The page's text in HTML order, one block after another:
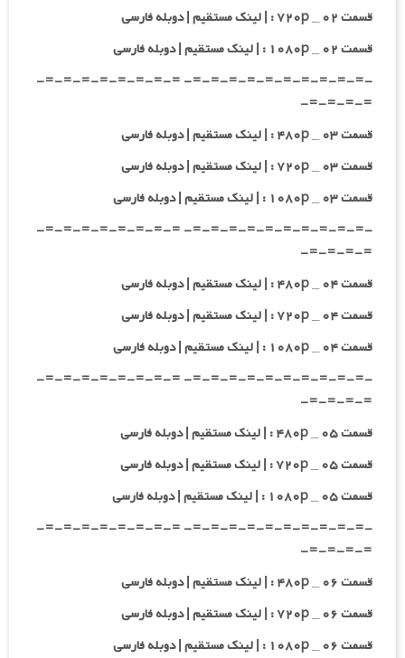
قسمت ۰۲ _ ۷۲۰p : | لینک مستقیم | دوبله فارسی
قسمت ۰۲ _ ۱۰۸۰p : | لینک مستقیم | دوبله فارسی
-=-=-=-=-=-=-=-=-=-=- =-=-=-=-=-=-=-=-
=-=-=-=-
قسمت ۰۳ _ ۴۸۰p : | لینک مستقیم | دوبله فارسی
قسمت ۰۳ _ ۷۲۰p : | لینک مستقیم | دوبله فارسی
قسمت ۰۳ _ ۱۰۸۰p : | لینک مستقیم | دوبله فارسی
-=-=-=-=-=-=-=-=-=-=- =-=-=-=-=-=-=-=-
=-=-=-=-
قسمت ۰۴ _ ۴۸۰p : | لینک مستقیم | دوبله فارسی
قسمت ۰۴ _ ۷۲۰p : | لینک مستقیم | دوبله فارسی
قسمت ۰۴ _ ۱۰۸۰p : | لینک مستقیم | دوبله فارسی
-=-=-=-=-=-=-=-=-=-=- =-=-=-=-=-=-=-=-
=-=-=-=-
قسمت ۰۵ _ ۴۸۰p : | لینک مستقیم | دوبله فارسی
قسمت ۰۵ _ ۷۲۰p : | لینک مستقیم | دوبله فارسی
قسمت ۰۵ _ ۱۰۸۰p : | لینک مستقیم | دوبله فارسی
-=-=-=-=-=-=-=-=-=-=- =-=-=-=-=-=-=-=-
=-=-=-=-
قسمت ۰۶ _ ۴۸۰p : | لینک مستقیم | دوبله فارسی
قسمت ۰۶ _ ۷۲۰p : | لینک مستقیم | دوبله فارسی
قسمت ۰۶ _ ۱۰۸۰p : | لینک مستقیم | دوبله فارسی